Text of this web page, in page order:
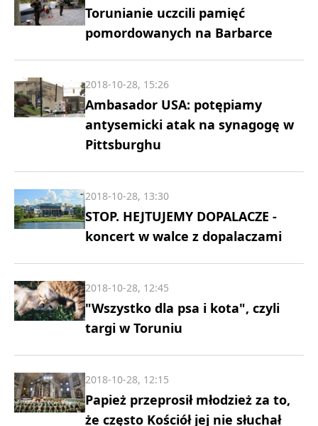
Torunianie uczcili pamięć
pomordowanych na Barbarce
Ambasador USA: potępiamy
antysemicki atak na synagogę w
Pittsburghu
2018-10-28, 15:26
STOP. HEJTUJEMY DOPALACZE -
koncert w walce z dopalaczami
2018-10-28, 13:30
"Wszystko dla psa i kota", czyli
targi w Toruniu
2018-10-28, 12:45
Papież przeprosił młodzież za to,
że często Kościół jej nie słuchał
2018-10-28, 12:15